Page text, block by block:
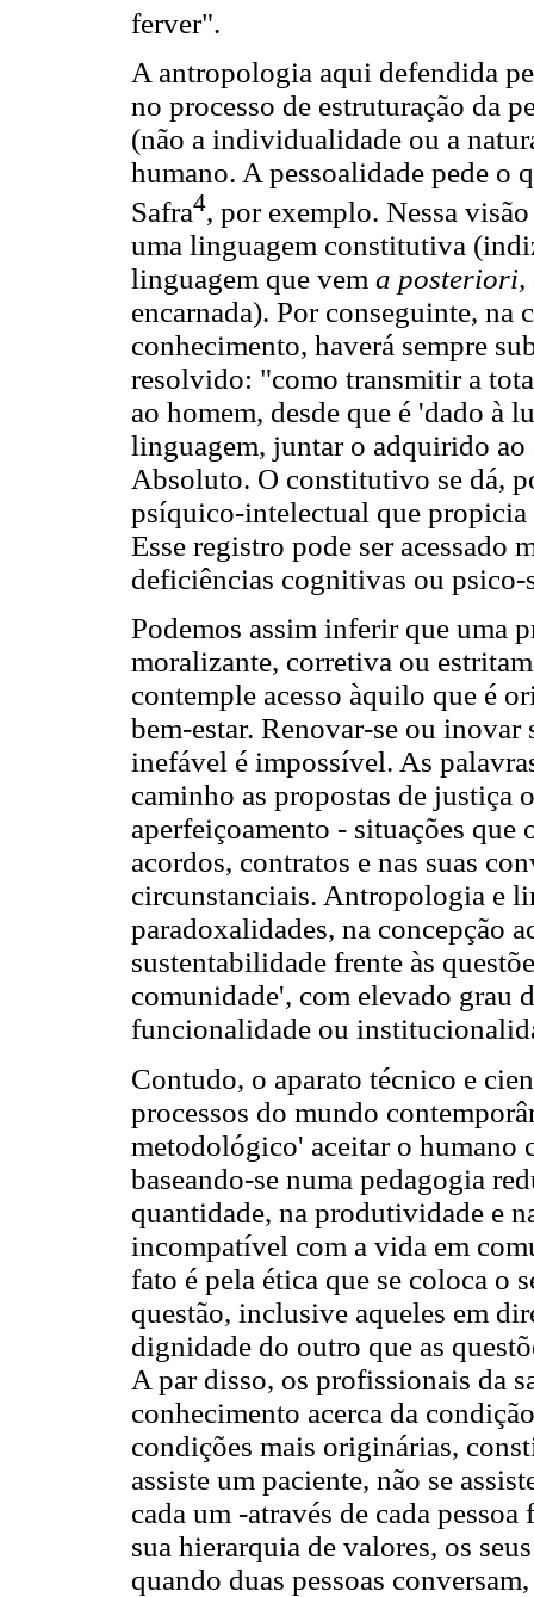
ferver".
A antropologia aqui defendida
no processo de estruturação da
(não a individualidade ou a
humano. A pessoalidade pede
Safra4, por exemplo. Nessa
uma linguagem constitutiva
linguagem que vem a posteriori,
encarnada). Por conseguinte, na
conhecimento, haverá sempre
resolvido: "como transmitir a
ao homem, desde que é 'dado à
linguagem, juntar o adquirido
Absoluto. O constitutivo se dá,
psíquico-intelectual que propicia
Esse registro pode ser acessado
deficiências cognitivas ou
Podemos assim inferir que uma
moralizante, corretiva ou
contemple acesso àquilo que é
bem-estar. Renovar-se ou
inefável é impossível. As
caminho as propostas de justiça
aperfeiçoamento - situações que
acordos, contratos e nas suas
circunstanciais. Antropologia e
paradoxalidades, na concepção
sustentabilidade frente às
comunidade', com elevado grau
funcionalidade ou
Contudo, o aparato técnico e
processos do mundo
metodológico' aceitar o humano
baseando-se numa pedagogia
quantidade, na produtividade e
incompatível com a vida em
fato é pela ética que se coloca o
questão, inclusive aqueles em
dignidade do outro que as
A par disso, os profissionais da
conhecimento acerca da
condições mais originárias,
assiste um paciente, não se
cada um -através de cada
sua hierarquia de valores, os
quando duas pessoas